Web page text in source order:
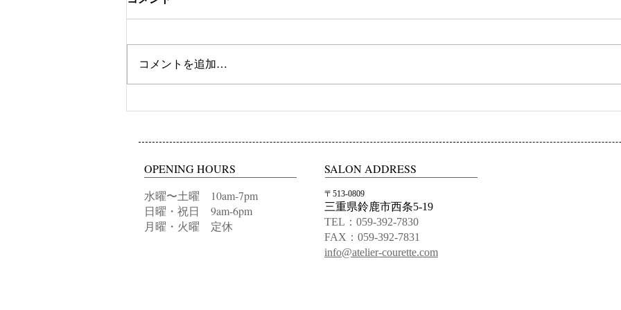
ツートンカラー
初ネイル カフ
コメントを追加…
SALON ADDRESS
OPENING HOURS
水曜〜土曜 10am-7pm
日曜・祝日 9am-6pm
月曜・火曜 定休
〒513-0809
三重県鈴鹿市西条5-19
TEL：059-392-7830
FAX：059-392-7831
info@atelier-courette.com